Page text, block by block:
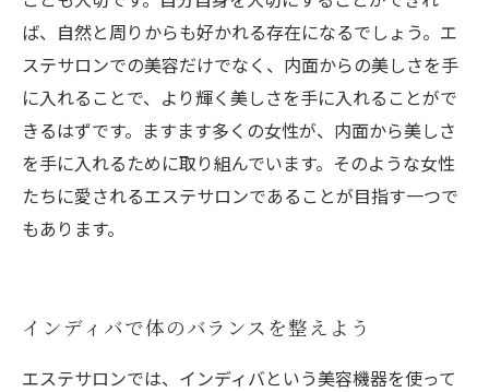
ば、自然と周りからも好かれる存在になるでしょう。エ
ステサロンでの美容だけでなく、内面からの美しさを手
に入れることで、より輝く美しさを手に入れることがで
きるはずです。ますます多くの女性が、内面から美しさ
を手に入れるために取り組んでいます。そのような女性
たちに愛されるエステサロンであることが目指す一つで
もあります。
インディバで体のバランスを整えよう
エステサロンでは、インディバという美容機器を使って